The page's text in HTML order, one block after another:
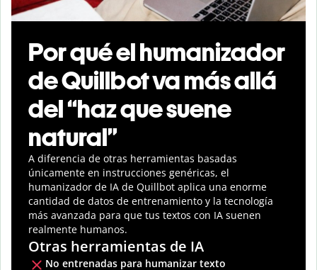
Por qué el humanizador
de Quillbot va más allá
del “haz que suene
natural”
A diferencia de otras herramientas basadas
únicamente en instrucciones genéricas, el
humanizador de IA de Quillbot aplica una enorme
cantidad de datos de entrenamiento y la tecnología
más avanzada para que tus textos con IA suenen
realmente humanos.
Otras herramientas de IA
No entrenadas para humanizar texto